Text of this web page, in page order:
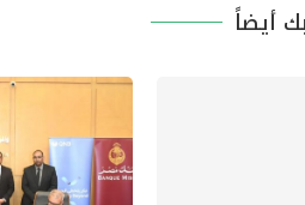
أيضاً